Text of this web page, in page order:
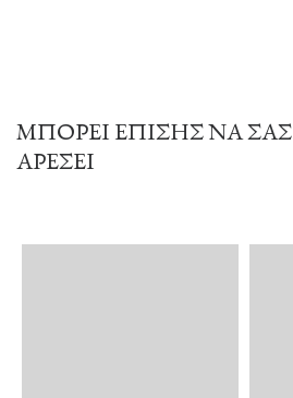
ΜΠΟΡΕΊ ΕΠΊΣΗΣ ΝΑ ΣΑΣ
ΑΡΈΣΕΙ